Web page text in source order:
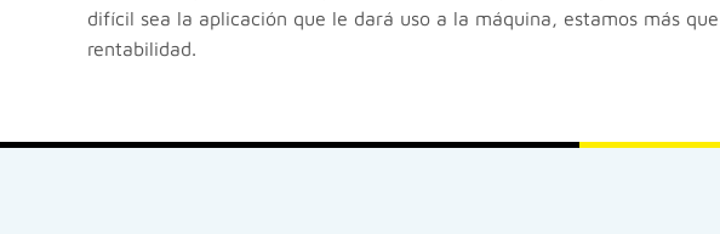
difícil sea la aplicación que le dará uso a la máquina, estamos más
rentabilidad.